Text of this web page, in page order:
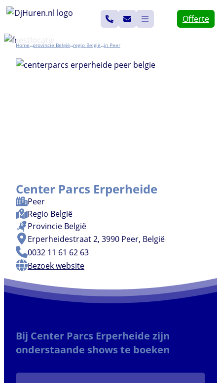
Ga
de
inhoud
Offerte
Home>> België>> België>> Peer
Center Parcs Erperheide
Peer
Regio België
Provincie België
Erperheidestraat 2, 3990 Peer, België
0032 11 61 62 63
Bezoek website
Bij Center Parcs Erperheide zijn
onderstaande shows te boeken